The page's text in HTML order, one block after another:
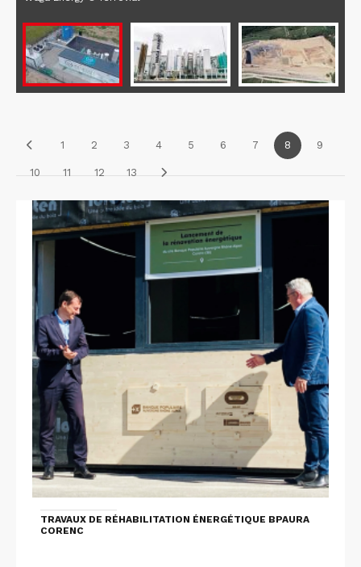
1 2 3 4 5 6 7 8 9
10 11 12 13
TRAVAUX DE RÉHABILITATION ÉNERGÉTIQUE BPAURA
CORENC